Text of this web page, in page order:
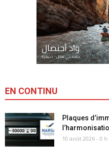
EN CONTINU
Plaques
10 août 2026 - 0